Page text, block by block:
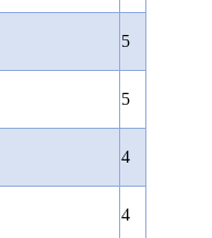
5
5
4
4